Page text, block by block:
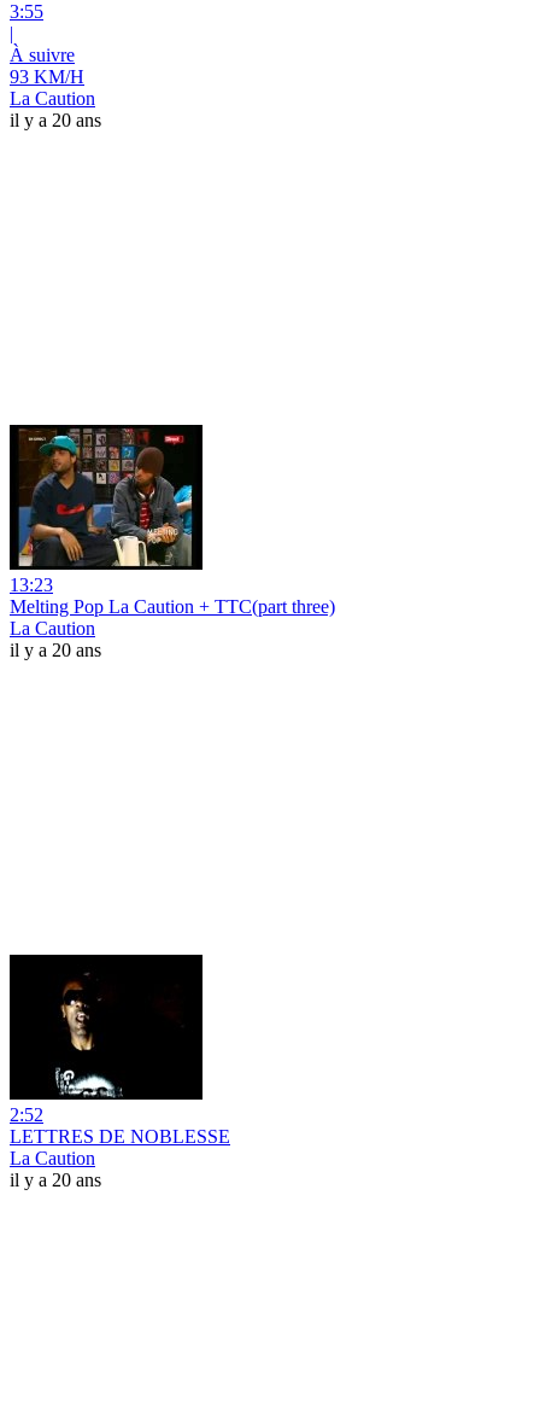
3:55
|
À suivre
93 KM/H
La Caution
il y a 20 ans
13:23
Melting Pop La Caution + TTC(part three)
La Caution
il y a 20 ans
2:52
LETTRES DE NOBLESSE
La Caution
il y a 20 ans